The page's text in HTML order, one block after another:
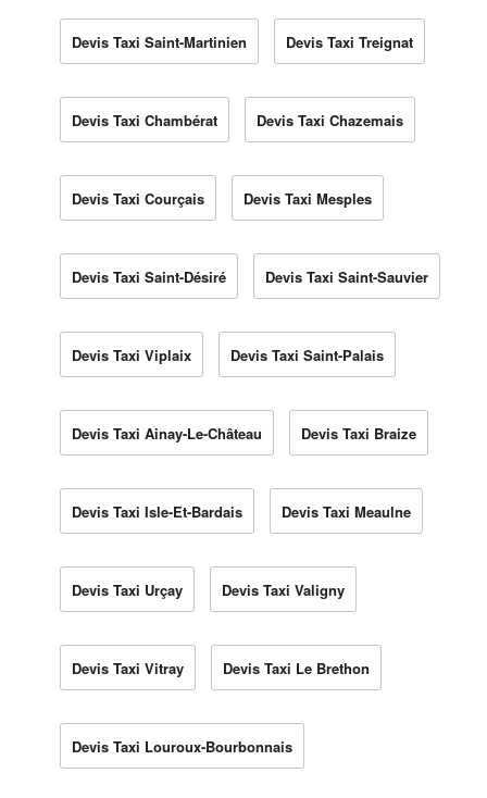
Devis Taxi Saint-Martinien Devis Taxi Treignat
Devis Taxi Chambérat Devis Taxi Chazemais
Devis Taxi Courçais Devis Taxi Mesples
Devis Taxi Saint-Désiré Devis Taxi Saint-Sauvier
Devis Taxi Viplaix Devis Taxi Saint-Palais
Devis Taxi Ainay-Le-Château Devis Taxi Braize
Devis Taxi Isle-Et-Bardais Devis Taxi Meaulne
Devis Taxi Urçay Devis Taxi Valigny
Devis Taxi Vitray Devis Taxi Le Brethon
Devis Taxi Louroux-Bourbonnais